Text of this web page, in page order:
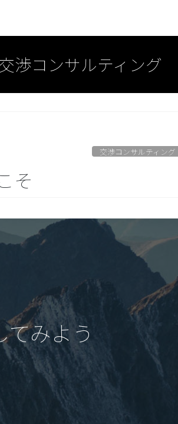
渉コンサルティング
交渉コンサルティング
そ
みよう